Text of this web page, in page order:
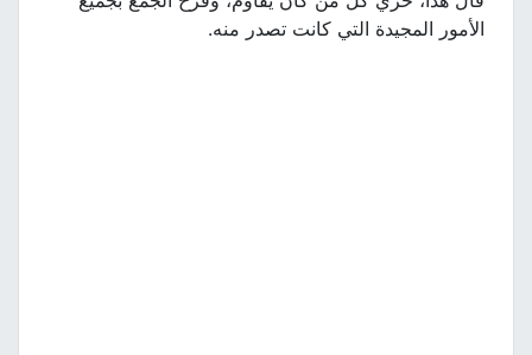
الأمور المجيدة التي كانت تصدر منه.